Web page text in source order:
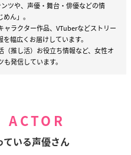
ツや、声優・舞台・俳優などの情
ん」。
ラクター作品、VTuberなどストリー
幅広くお届けしています。
推し活）お役立ち情報など、女性オ
発信しています。
ACTOR
ている声優さん